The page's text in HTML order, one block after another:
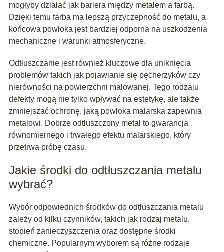
mogłyby działać jak bariera między metalem a farbą.
Dzięki temu farba ma lepszą przyczepność do metalu, a
końcowa powłoka jest bardziej odporna na uszkodzenia
mechaniczne i warunki atmosferyczne.
Odtłuszczanie jest również kluczowe dla uniknięcia
problemów takich jak pojawianie się pęcherzyków czy
nierówności na powierzchni malowanej. Tego rodzaju
defekty mogą nie tylko wpływać na estetykę, ale także
zmniejszać ochronę, jaką powłoka malarska zapewnia
metalowi. Dobrze odtłuszczony metal to gwarancja
równomiernego i trwałego efektu malarskiego, który
przetrwa próbę czasu.
Jakie środki do odtłuszczania metalu
wybrać?
Wybór odpowiednich środków do odtłuszczania metalu
zależy od kilku czynników, takich jak rodzaj metalu,
stopień zanieczyszczenia oraz dostępne środki
chemiczne. Popularnym wyborem są różne rodzaje